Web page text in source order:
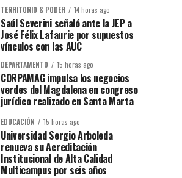
TERRITORIO & PODER 14 horas ago
Saúl Severini señaló ante la JEP a
José Félix Lafaurie por supuestos
vínculos con las AUC
DEPARTAMENTO 15 horas ago
CORPAMAG impulsa los negocios
verdes del Magdalena en congreso
jurídico realizado en Santa Marta
EDUCACIÓN 15 horas ago
Universidad Sergio Arboleda
renueva su Acreditación
Institucional de Alta Calidad
Multicampus por seis años